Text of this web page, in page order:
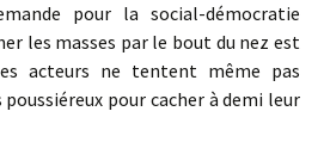
pour la social-démocratie
les masses par le bout du nez est
acteurs ne tentent même pas
poussiéreux pour cacher à demi leur